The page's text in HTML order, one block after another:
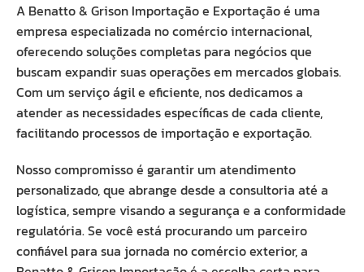
A Benatto & Grison Importação e Exportação é uma
empresa especializada no comércio internacional,
oferecendo soluções completas para negócios que
buscam expandir suas operações em mercados globais.
Com um serviço ágil e eficiente, nos dedicamos a
atender as necessidades específicas de cada cliente,
facilitando processos de importação e exportação.
Nosso compromisso é garantir um atendimento
personalizado, que abrange desde a consultoria até a
logística, sempre visando a segurança e a conformidade
regulatória. Se você está procurando um parceiro
confiável para sua jornada no comércio exterior, a